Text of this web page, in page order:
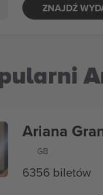
ZNAJDŹ
Ariana
GB
6356 biletów